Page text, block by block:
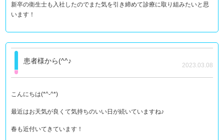
新卒の衛生士も入社したのでまた気を引き締めて診療に取り組みたいと思
います！
患者様から(^^♪
2023.03.08
こんにちは(*^-^*)
最近はお天気が良くて気持ちのいい日が続いていますね♪
春も近付いてきています！